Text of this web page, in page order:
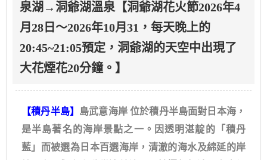
泉湖→洞爺湖溫泉【洞爺湖花火節2026年4
月28日～2026年10月31，每天晚上的
20:45~21:05預定，洞爺湖的天空中出現了
大花煙花20分鐘。】
【積丹半島】 島武意海岸 位於積丹半島面對日本海，
是半島著名的海岸景點之一。因透明湛靛的「積丹
藍」而被選為日本百選海岸，清澈的海水及綿延的岸